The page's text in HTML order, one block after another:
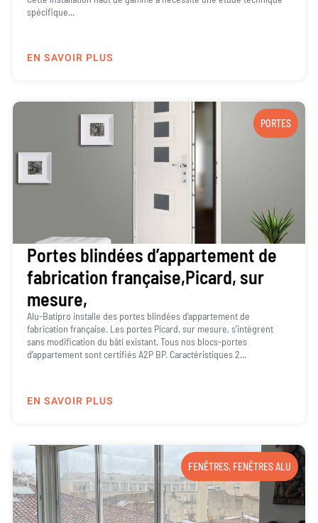
spécifique...
EN SAVOIR PLUS
PORTES
Portes blindées d’appartement de
fabrication française,Picard, sur
mesure,
Alu-Batipro installe des portes blindées d’appartement de
fabrication française. Les portes Picard, sur mesure, s’intègrent
sans modification du bâti existant. Tous nos blocs-portes
d’appartement sont certifiés A2P BP. Caractéristiques 2...
EN SAVOIR PLUS
FENÊTRES, FENÊTRES ALU